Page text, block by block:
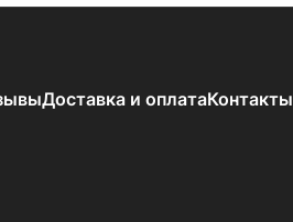
Доставка и оплатаКонтакты